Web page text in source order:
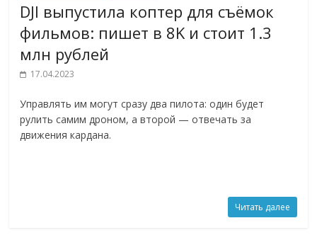
DJI выпустила коптер для съёмок
фильмов: пишет в 8K и стоит 1.3
млн рублей
17.04.2023
Управлять им могут сразу два пилота: один будет
рулить самим дроном, а второй — отвечать за
движения кардана.
Читать далее